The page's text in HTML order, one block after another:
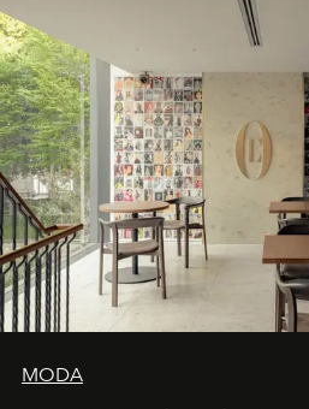
MODA